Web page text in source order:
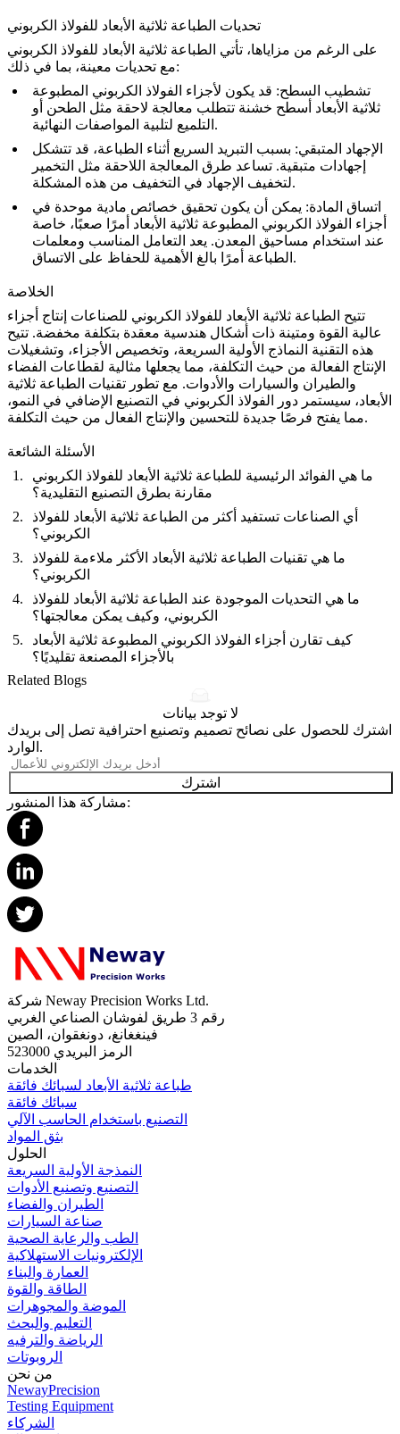
تحديات الطباعة ثلاثية الأبعاد للفولاذ الكربوني
على الرغم من مزاياها، تأتي الطباعة ثلاثية الأبعاد للفولاذ الكربوني
مع تحديات معينة، بما في ذلك:
تشطيب السطح: قد يكون لأجزاء الفولاذ الكربوني المطبوعة
ثلاثية الأبعاد أسطح خشنة تتطلب معالجة لاحقة مثل الطحن أو
التلميع لتلبية المواصفات النهائية.
الإجهاد المتبقي: بسبب التبريد السريع أثناء الطباعة، قد تتشكل
إجهادات متبقية. تساعد طرق المعالجة اللاحقة مثل التخمير
لتخفيف الإجهاد في التخفيف من هذه المشكلة.
اتساق المادة: يمكن أن يكون تحقيق خصائص مادية موحدة في
أجزاء الفولاذ الكربوني المطبوعة ثلاثية الأبعاد أمرًا صعبًا، خاصة
عند استخدام مساحيق المعدن. يعد التعامل المناسب ومعلمات
الطباعة أمرًا بالغ الأهمية للحفاظ على الاتساق.
الخلاصة
تتيح الطباعة ثلاثية الأبعاد للفولاذ الكربوني للصناعات إنتاج أجزاء
عالية القوة ومتينة ذات أشكال هندسية معقدة بتكلفة مخفضة. تتيح
هذه التقنية النماذج الأولية السريعة، وتخصيص الأجزاء، وتشغيلات
الإنتاج الفعالة من حيث التكلفة، مما يجعلها مثالية لقطاعات الفضاء
والطيران والسيارات والأدوات. مع تطور تقنيات الطباعة ثلاثية
الأبعاد، سيستمر دور الفولاذ الكربوني في التصنيع الإضافي في النمو،
مما يفتح فرصًا جديدة للتحسين والإنتاج الفعال من حيث التكلفة.
الأسئلة الشائعة
ما هي الفوائد الرئيسية للطباعة ثلاثية الأبعاد للفولاذ الكربوني
مقارنة بطرق التصنيع التقليدية؟
أي الصناعات تستفيد أكثر من الطباعة ثلاثية الأبعاد للفولاذ
الكربوني؟
ما هي تقنيات الطباعة ثلاثية الأبعاد الأكثر ملاءمة للفولاذ
الكربوني؟
ما هي التحديات الموجودة عند الطباعة ثلاثية الأبعاد للفولاذ
الكربوني، وكيف يمكن معالجتها؟
كيف تقارن أجزاء الفولاذ الكربوني المطبوعة ثلاثية الأبعاد
بالأجزاء المصنعة تقليديًا؟
Related Blogs
لا توجد بيانات
اشترك للحصول على نصائح تصميم وتصنيع احترافية تصل إلى بريدك
الوارد.
اشترك
مشاركة هذا المنشور:
شركة Neway Precision Works Ltd.
رقم 3 طريق لفوشان الصناعي الغربي
فينغغانغ، دونغقوان، الصين
الرمز البريدي 523000
الخدمات
طباعة ثلاثية الأبعاد لسبائك فائقة
سبائك فائقة
التصنيع باستخدام الحاسب الآلي
بثق المواد
الحلول
النمذجة الأولية السريعة
التصنيع وتصنيع الأدوات
الطيران والفضاء
صناعة السيارات
الطب والرعاية الصحية
الإلكترونيات الاستهلاكية
العمارة والبناء
الطاقة والقوة
الموضة والمجوهرات
التعليم والبحث
الرياضة والترفيه
الروبوتات
من نحن
NewayPrecision
Testing Equipment
الشركاء